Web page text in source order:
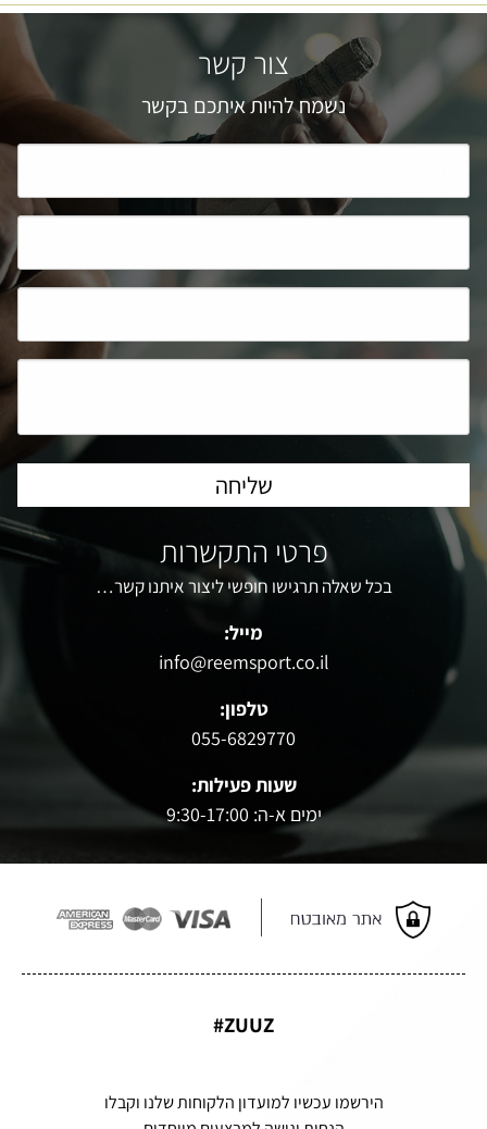
צור קשר
נשמח להיות איתכם בקשר
פרטי התקשרות
בכל שאלה תרגישו חופשי ליצור איתנו קשר…
מייל:
info@reemsport.co.il
טלפון:
055-6829770
שעות פעילות:
ימים א-ה: 9:30-17:00
ZUUZ#
הירשמו עכשיו למועדון הלקוחות שלנו וקבלו